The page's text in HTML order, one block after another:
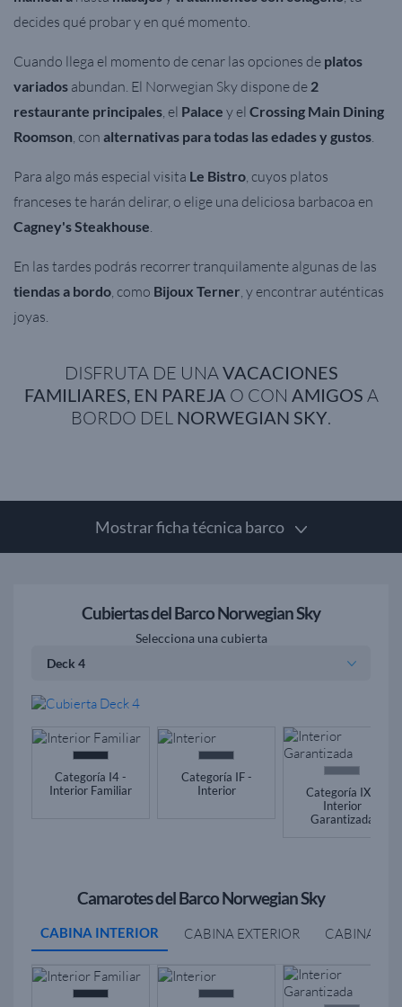
decides qué probar y en qué momento.
Cuando llega el momento de cenar las opciones de platos
variados abundan. El Norwegian Sky dispone de 2
restaurante principales, el Palace y el Crossing Main Dining
Roomson, con alternativas para todas las edades y gustos.
Para algo más especial visita Le Bistro, cuyos platos
franceses te harán delirar, o elige una deliciosa barbacoa en
Cagney's Steakhouse.
En las tardes podrás recorrer tranquilamente algunas de las
tiendas a bordo, como Bijoux Terner, y encontrar auténticas
joyas.
DISFRUTA DE UNAVACACIONES
FAMILIARES, EN PAREJA O CON AMIGOS A
BORDO DEL NORWEGIAN SKY.
Mostrar ficha técnica barco
Cubiertas del Barco Norwegian Sky
Selecciona una cubierta
Categoría I4 -
Interior Familiar
Categoría IF -
Interior
Categoría IX -
Interior
Garantizada
Camarotes del Barco Norwegian Sky
CABINA INTERIOR CABINA EXTERIOR CABINA